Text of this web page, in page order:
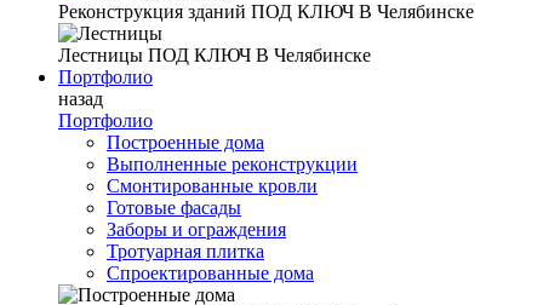
Реконструкция зданий ПОД КЛЮЧ В Челябинске
Лестницы ПОД КЛЮЧ В Челябинске
Портфолио
назад
Портфолио
Построенные дома
Выполненные реконструкции
Смонтированные кровли
Готовые фасады
Заборы и ограждения
Тротуарная плитка
Спроектированные дома